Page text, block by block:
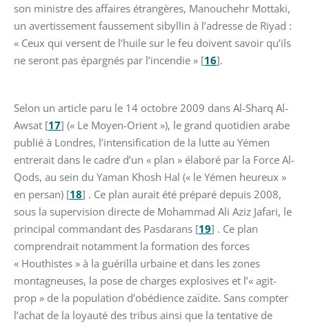
son ministre des affaires étrangères, Manouchehr Mottaki,
un avertissement faussement sibyllin à l’adresse de Riyad :
« Ceux qui versent de l’huile sur le feu doivent savoir qu’ils
ne seront pas épargnés par l’incendie » [16].
Selon un article paru le 14 octobre 2009 dans Al-Sharq Al-
Awsat [17] (« Le Moyen-Orient »), le grand quotidien arabe
publié à Londres, l’intensification de la lutte au Yémen
entrerait dans le cadre d’un « plan » élaboré par la Force Al-
Qods, au sein du Yaman Khosh Hal (« le Yémen heureux »
en persan) [18] . Ce plan aurait été préparé depuis 2008,
sous la supervision directe de Mohammad Ali Aziz Jafari, le
principal commandant des Pasdarans [19] . Ce plan
comprendrait notamment la formation des forces
« Houthistes » à la guérilla urbaine et dans les zones
montagneuses, la pose de charges explosives et l’« agit-
prop » de la population d’obédience zaïdite. Sans compter
l’achat de la loyauté des tribus ainsi que la tentative de